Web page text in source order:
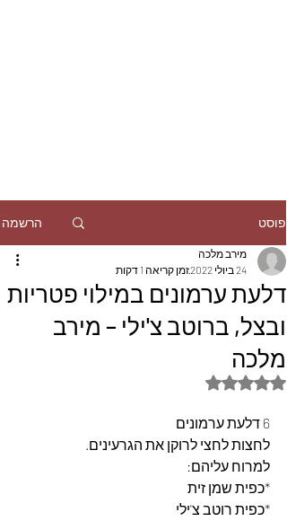
פוסט הרשמה
דלעת ערמונים במילוי פטריות
ובצל, ברוטב צ'ילי – מירב
מלכה
מירב מלכה
24 ביולי 2022
זמן קריאה 1 דקות
דירוג של NaN מתוך 5 כוכבים
6 דלעת ערמונים
לחצות לחצי לרוקן את הגרעינים.
למרוח עליהם:
*כפית שמן זית
*כפית רוטב צ'ילי